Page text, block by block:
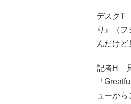
デスクT
り』（
んだけど
記者H
「
ューか